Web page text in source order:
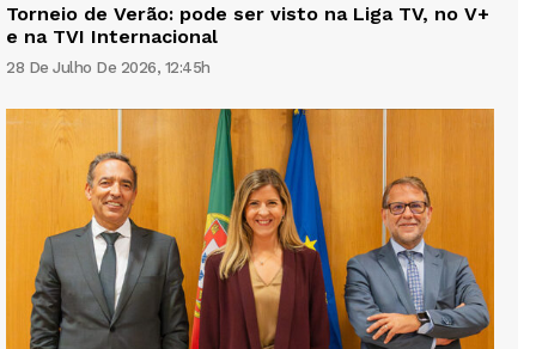
Torneio de Verão: pode ser visto na Liga TV, no V+
e na TVI Internacional
28 De Julho De 2026, 12:45h